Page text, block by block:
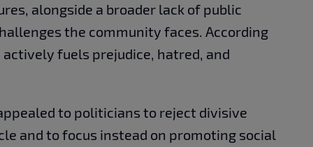
alongside a broader lack of public
the community faces. According
fuels prejudice, hatred, and
to politicians to reject divisive
and to focus instead on promoting social